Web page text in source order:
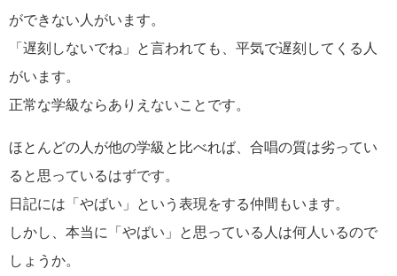
ができない人がいます。
「遅刻しないでね」と言われても、平気で遅刻してくる人
がいます。
正常な学級ならありえないことです。
ほとんどの人が他の学級と比べれば、合唱の質は劣ってい
ると思っているはずです。
日記には「やばい」という表現をする仲間もいます。
しかし、本当に「やばい」と思っている人は何人いるので
しょうか。